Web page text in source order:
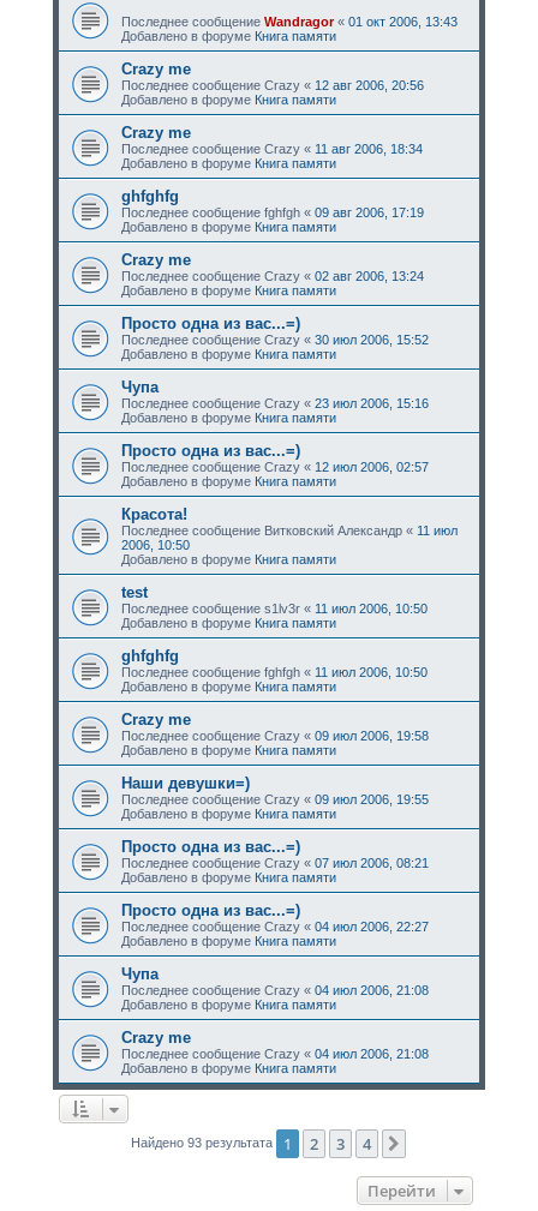
Последнее сообщение Wandragor« 01 окт 2006, 13:43
Добавлено в форуме Книга памяти
Crazy me
Последнее сообщение Crazy« 12 авг 2006, 20:56
Добавлено в форуме Книга памяти
Crazy me
Последнее сообщение Crazy« 11 авг 2006, 18:34
Добавлено в форуме Книга памяти
ghfghfg
Последнее сообщение fghfgh« 09 авг 2006, 17:19
Добавлено в форуме Книга памяти
Crazy me
Последнее сообщение Crazy« 02 авг 2006, 13:24
Добавлено в форуме Книга памяти
Просто одна из вас...=)
Последнее сообщение Crazy« 30 июл 2006, 15:52
Добавлено в форуме Книга памяти
Чупа
Последнее сообщение Crazy« 23 июл 2006, 15:16
Добавлено в форуме Книга памяти
Просто одна из вас...=)
Последнее сообщение Crazy« 12 июл 2006, 02:57
Добавлено в форуме Книга памяти
Красота!
Последнее сообщение Витковский Александр« 11 июл
2006, 10:50
Добавлено в форуме Книга памяти
test
Последнее сообщение s1lv3r« 11 июл 2006, 10:50
Добавлено в форуме Книга памяти
ghfghfg
Последнее сообщение fghfgh« 11 июл 2006, 10:50
Добавлено в форуме Книга памяти
Crazy me
Последнее сообщение Crazy« 09 июл 2006, 19:58
Добавлено в форуме Книга памяти
Наши девушки=)
Последнее сообщение Crazy« 09 июл 2006, 19:55
Добавлено в форуме Книга памяти
Просто одна из вас...=)
Последнее сообщение Crazy« 07 июл 2006, 08:21
Добавлено в форуме Книга памяти
Просто одна из вас...=)
Последнее сообщение Crazy« 04 июл 2006, 22:27
Добавлено в форуме Книга памяти
Чупа
Последнее сообщение Crazy« 04 июл 2006, 21:08
Добавлено в форуме Книга памяти
Crazy me
Последнее сообщение Crazy« 04 июл 2006, 21:08
Добавлено в форуме Книга памяти
Найдено 93 результата 1 2 3 4
Перейти